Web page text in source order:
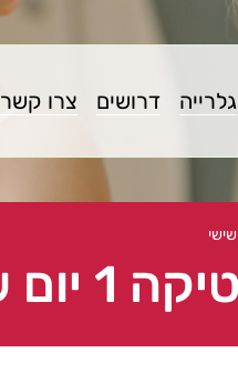
גלרייה דרושים צרו קשר